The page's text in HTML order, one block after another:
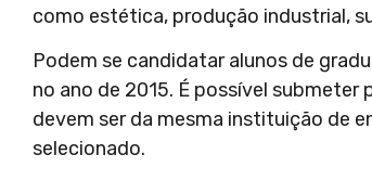
como estética, produção industrial,
Podem se candidatar alunos de
no ano de 2015. É possível
devem ser da mesma instituição de
selecionado.